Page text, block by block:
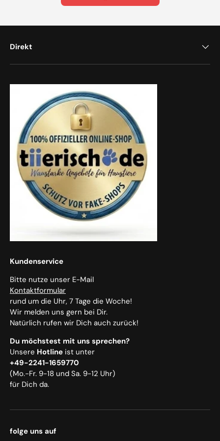
Direkt
Kundenservice
Bitte nutze unser E-Mail
Kontaktformular
rund um die Uhr, 7 Tage die Woche!
Wir melden uns gern bei Dir.
Natürlich rufen wir Dich auch zurück!
Du möchstest mit uns sprechen?
Unsere Hotline ist unter
+49-2241-1659770
(Mo.-Fr. 9-18 und Sa. 9-12 Uhr)
für Dich da.
folge uns auf